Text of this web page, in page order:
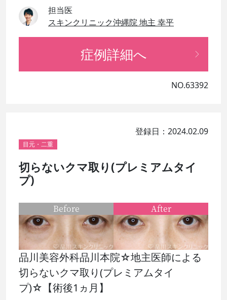
担当医
スキンクリニック沖縄院 地主 幸平
症例詳細へ
NO.63392
登録日：2024.02.09
目元・二重
切らないクマ取り(プレミアムタイ
プ)
品川美容外科品川本院☆地主医師による
切らないクマ取り(プレミアムタイ
プ)☆【術後1ヵ月】
Before After